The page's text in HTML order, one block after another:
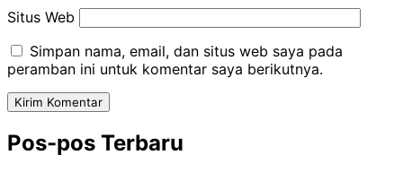
Situs Web
Simpan nama, email, dan situs web saya pada
peramban ini untuk komentar saya berikutnya.
Pos-pos Terbaru